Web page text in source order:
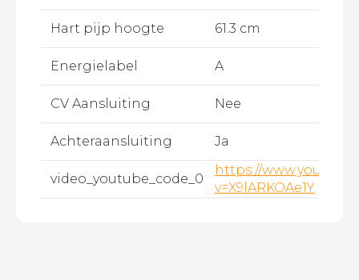
Hart pijp hoogte 61.3 cm
Energielabel A
CV Aansluiting Nee
Achteraansluiting Ja
video_youtube_code_0
https://
v=X9lARKOAe1Y